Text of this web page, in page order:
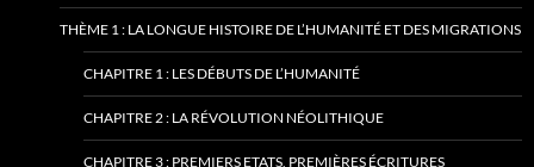
THÈME 1 : LA LONGUE HISTOIRE DE L’HUMANITÉ ET DES MIGRATIONS
CHAPITRE 1 : LES DÉBUTS DE L’HUMANITÉ
CHAPITRE 2 : LA RÉVOLUTION NÉOLITHIQUE
CHAPITRE 3 : PREMIERS ETATS, PREMIÈRES ÉCRITURES